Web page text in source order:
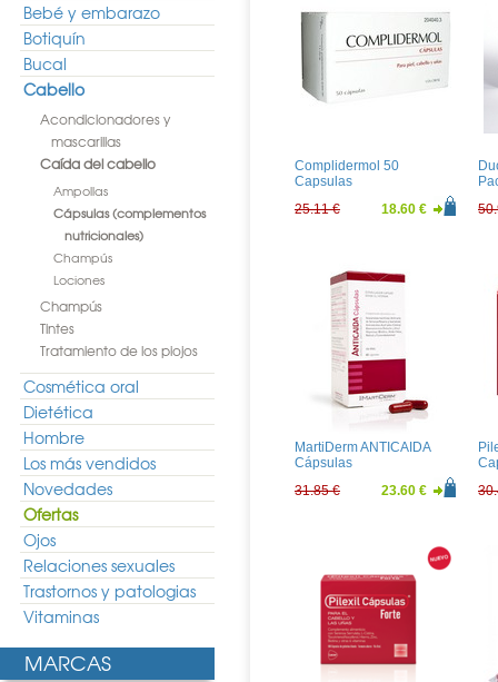
Bebé y embarazo
Botiquín
Bucal
Cabello
Acondicionadores y
mascarillas
Caída del cabello
Ampollas
Cápsulas (complementos
nutricionales)
Champús
Lociones
Champús
Tintes
Tratamiento de los piojos
Cosmética oral
Dietética
Hombre
Los más vendidos
Novedades
Ofertas
Ojos
Relaciones sexuales
Trastornos y patologias
Vitaminas
MARCAS
Complidermol 50
Capsulas
25.11 €
18.60 €
MartiDerm ANTICAIDA
Cápsulas
31.85 €
23.60 €